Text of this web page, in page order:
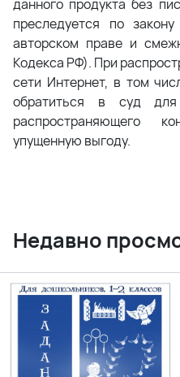
данного продукта без
преследуется по
авторском праве и
Кодекса РФ). При
сети Интернет, в том
обратиться в суд
распространяющего
упущенную выгоду.
Недавно